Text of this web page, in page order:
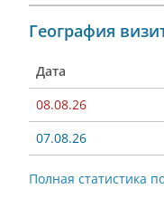
География
Дата
08.08.26
07.08.26
Полная статистика